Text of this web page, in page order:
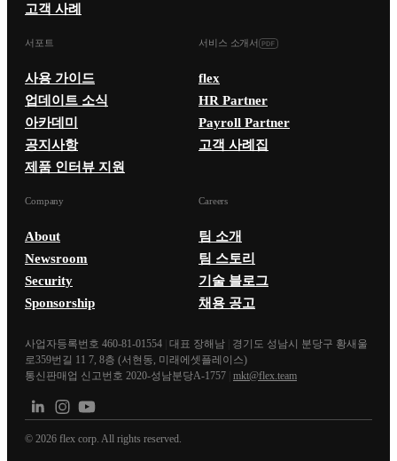
고객 사례
서포트
사용 가이드
업데이트 소식
아카데미
공지사항
제품 인터뷰 지원
서비스 소개서
flex
HR Partner
Payroll Partner
고객 사례집
Company
About
Newsroom
Security
Sponsorship
Careers
팀 소개
팀 스토리
기술 블로그
채용 공고
사업자등록번호 460-81-01554 대표 장해남
경기도 성남시 분당구 황새울
로359번길 11 7, 8층 (서현동, 미래에셋플레이스)
통신판매업 신고번호 2020-성남분당A-1757 mkt@flex.team
© 2026 flex corp. All rights reserved.